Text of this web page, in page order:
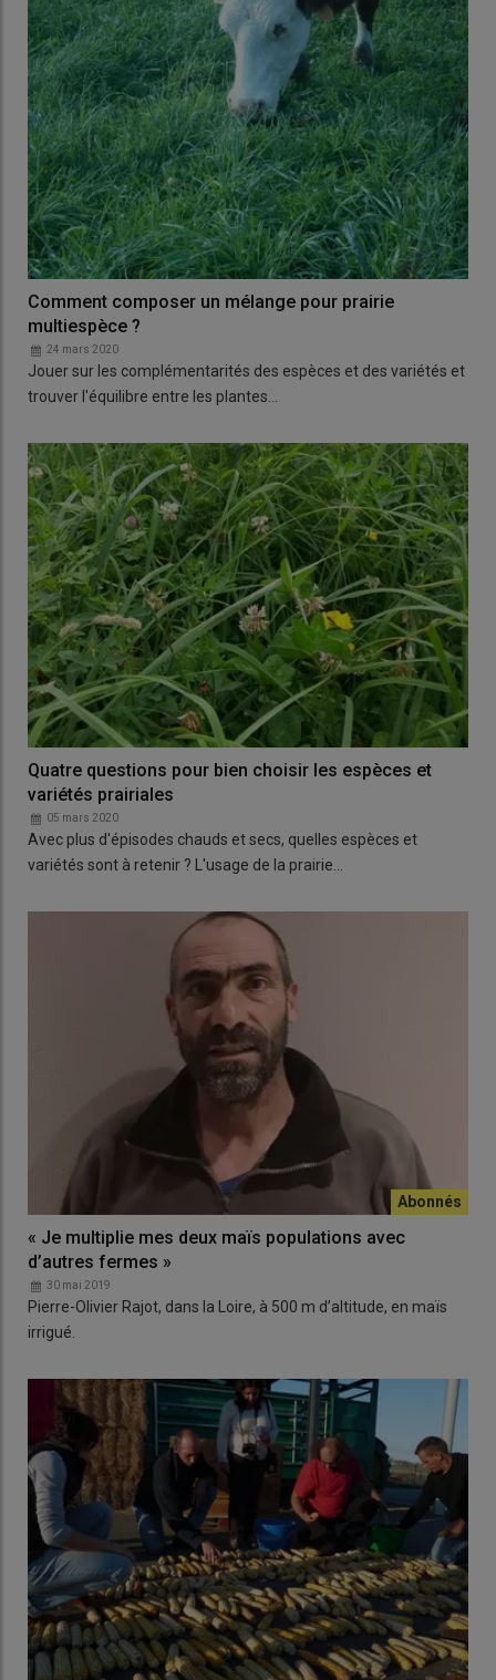
Comment composer un mélange pour prairie
multiespèce ?
24 mars 2020
Jouer sur les complémentarités des espèces et des variétés et
trouver l'équilibre entre les plantes…
Quatre questions pour bien choisir les espèces et
variétés prairiales
05 mars 2020
Avec plus d'épisodes chauds et secs, quelles espèces et
variétés sont à retenir ? L'usage de la prairie…
« Je multiplie mes deux maïs populations avec
d’autres fermes »
30 mai 2019
Pierre-Olivier Rajot, dans la Loire, à 500 m d’altitude, en maïs
irrigué.